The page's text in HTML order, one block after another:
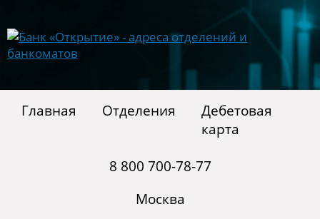
Главная Отделения
Дебетовая
карта
8 800 700-78-77
Москва